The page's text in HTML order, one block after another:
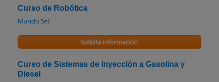
Curso de Robótica
Mundo Set
Solicita información
Curso de Sistemas de Inyección a Gasolina y
Diesel